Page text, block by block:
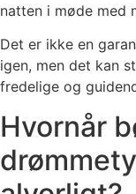
natten i møde med
Det er ikke en
igen, men det kan
fredelige og
Hvornår